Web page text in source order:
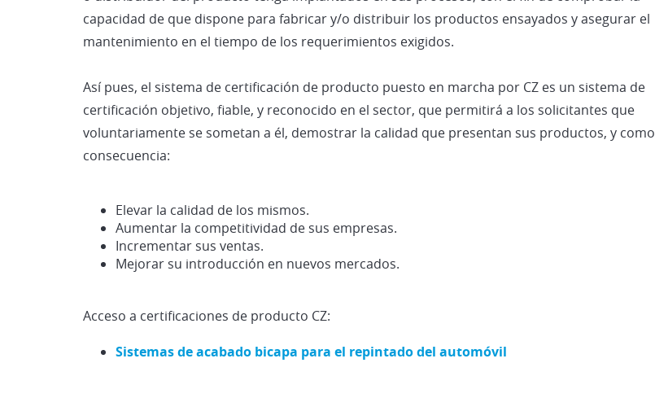
capacidad de que dispone para fabricar y/o distribuir los productos ensayados y asegurar el
mantenimiento en el tiempo de los requerimientos exigidos.
Así pues, el sistema de certificación de producto puesto en marcha por CZ es un sistema de
certificación objetivo, fiable, y reconocido en el sector, que permitirá a los solicitantes que
voluntariamente se sometan a él, demostrar la calidad que presentan sus productos, y como
consecuencia:
Elevar la calidad de los mismos.
Aumentar la competitividad de sus empresas.
Incrementar sus ventas.
Mejorar su introducción en nuevos mercados.
Acceso a certificaciones de producto CZ:
Sistemas de acabado bicapa para el repintado del automóvil